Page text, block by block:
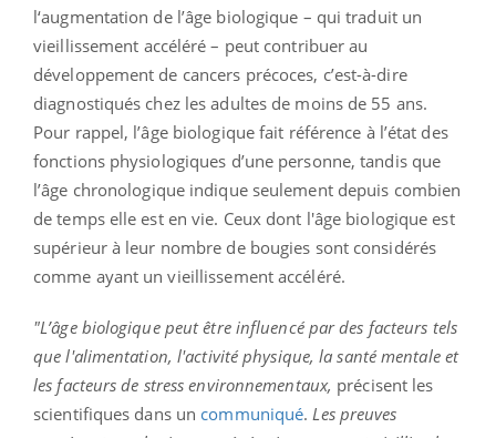
l‘augmentation de l’âge biologique – qui traduit un
vieillissement accéléré – peut contribuer au
développement de cancers précoces, c’est-à-dire
diagnostiqués chez les adultes de moins de 55 ans.
Pour rappel, l’âge biologique fait référence à l’état des
fonctions physiologiques d’une personne, tandis que
l’âge chronologique indique seulement depuis combien
de temps elle est en vie. Ceux dont l'âge biologique est
supérieur à leur nombre de bougies sont considérés
comme ayant un vieillissement accéléré.
"L’âge biologique peut être influencé par des facteurs tels
que l'alimentation, l'activité physique, la santé mentale et
les facteurs de stress environnementaux, précisent les
scientifiques dans un communiqué. Les preuves